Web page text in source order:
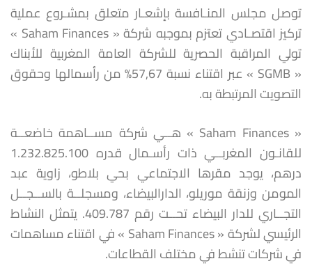
توصل مجلس المنـافسة بإشعـار متعلق بمشـروع عملية
تركيز اقتصـادي تعتزم بموجبه شركة « Saham Finances »
تولي المراقبة الحصرية للشركة العامة المغربية للأبناك
« SGMB » عبر اقتناء نسبة 57,67% من رأسمالها وحقوق
التصويت المرتبطة به.
« Saham Finances » هــي شركة مســاهمة خاضعــة
للقانـون المغربــي ذات رأسـمال قدره 1.232.825.100
درهم، يوجد مقرها الاجتماعي بحي بلاطو، زاوية عبد
المومن وزنقة موريلو، الدارالبيضاء، ومسجلــة بالســجــل
التجــاري للدار البيضاء تحــت رقم 409.787. يتمثل النشاط
الرئيسي لشركة « Saham Finances » في اقتناء مساهمات
في شركات تنشط في مختلف القطاعات.